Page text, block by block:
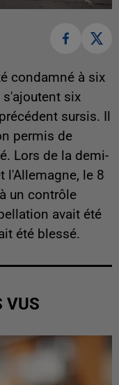
condamné à six
six
sursis. Il
permis de
Lors de la demi-
l'Allemagne, le 8
un contrôle
avait été
été blessé.
VUS